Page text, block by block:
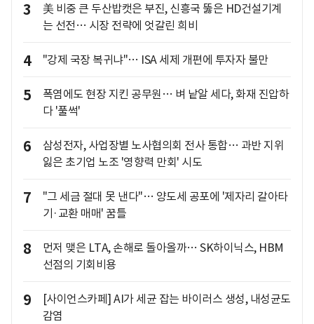
3
美 비중 큰 두산밥캣은 부진, 신흥국 뚫은 HD건설기계
는 선전… 시장 전략에 엇갈린 희비
4 "강제 국장 복귀냐"… ISA 세제 개편에 투자자 불만
5
폭염에도 현장 지킨 공무원… 벼 낱알 세다, 화재 진압하
다 '풀썩'
6
삼성전자, 사업장별 노사협의회 전사 통합… 과반 지위
잃은 초기업 노조 '영향력 만회' 시도
7
"그 세금 절대 못 낸다"… 양도세 공포에 '제자리 갈아타
기·교환 매매' 꿈틀
8
먼저 맺은 LTA, 손해로 돌아올까… SK하이닉스, HBM
선점의 기회비용
9
[사이언스카페] AI가 세균 잡는 바이러스 생성, 내성균도
감염